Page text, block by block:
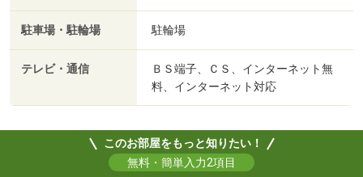
駐車場・駐輪場 駐輪場
テレビ・通信
ＢＳ端子、ＣＳ、インターネット無
料、インターネット対応
このお部屋をもっと知りたい！
無料・簡単入力2項目